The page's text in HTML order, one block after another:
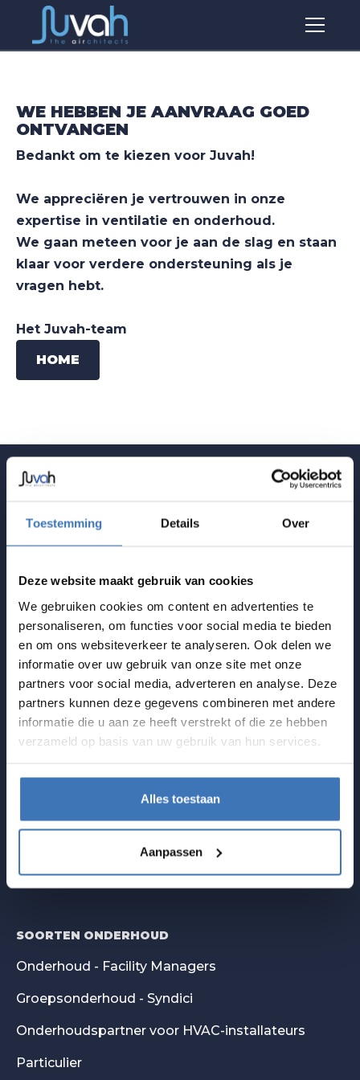
Toestemming Details Over
Deze website maakt gebruik van cookies
We gebruiken cookies om content en advertenties te
personaliseren, om functies voor social media te bieden
en om ons websiteverkeer te analyseren. Ook delen we
informatie over uw gebruik van onze site met onze
partners voor social media, adverteren en analyse. Deze
partners kunnen deze gegevens combineren met andere
informatie die u aan ze heeft verstrekt of die ze hebben
verzameld op basis van uw gebruik van hun services.
Alles toestaan
Aanpassen
WE HEBBEN JE AANVRAAG GOED
ONTVANGEN
Bedankt om te kiezen voor Juvah!
We appreciëren je vertrouwen in onze
expertise in ventilatie en onderhoud.
We gaan meteen voor je aan de slag en staan
klaar voor verdere ondersteuning als je
vragen hebt.
Het Juvah-team
HOME
WE ARE THE CHITECTS
Juvah: dé ventilatie-expert voor al jouw
bouwprojecten.
BOEK JE ONDERHOUD WEBSHOP
JUVAH
Soorten onderhoud
Storing
FAQ
Webshop
SOORTEN ONDERHOUD
Onderhoud - Facility Managers
Groepsonderhoud - Syndici
Onderhoudspartner voor HVAC-installateurs
Particulier